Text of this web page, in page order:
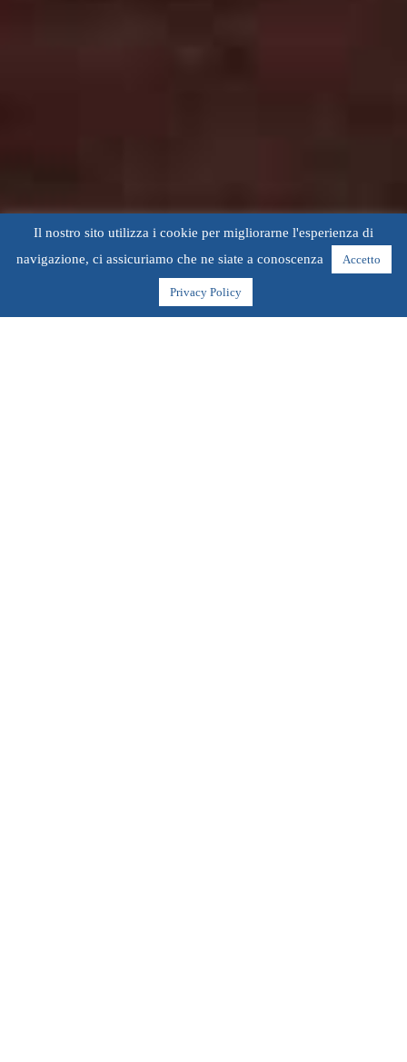
Il nostro sito utilizza i cookie per migliorarne l'esperienza di
navigazione, ci assicuriamo che ne siate a conoscenza
Accetto
Privacy Policy